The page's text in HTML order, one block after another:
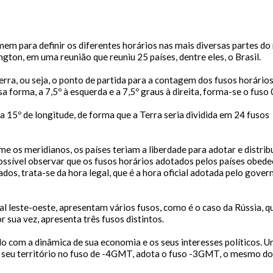
para definir os diferentes horários nas mais diversas partes do
em uma reunião que reuniu 25 países, dentre eles, o Brasil.
ou seja, o ponto de partida para a contagem dos fusos
forma, a 7,5º à esquerda e a 7,5º graus à direita, forma-se o fuso
de longitude, de forma que a Terra seria dividida em 24 fusos
os meridianos, os países teriam a liberdade para adotar e
observar que os fusos horários adotados pelos países
trata-se da hora legal, que é a hora oficial adotada pelo
oeste, apresentam vários fusos, como é o caso da Rússia,
vez, apresenta três fusos distintos.
a dinâmica de sua economia e os seus interesses políticos.
território no fuso de -4GMT, adota o fuso -3GMT, o mesmo
da fonte:
> Fonte tamanho normal.
> Aumenta o tamanho da fonte.
Enviar
Senha
Enviar
(94) 9 8131-8618
ouvidoria@sfxingu.pa.gov.br
Ouvidor:
Ribeiro gomes
feira a sexta-feira.
Informações:
Enviar